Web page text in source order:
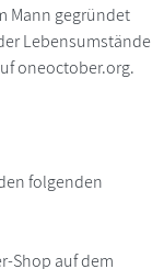
Mann gegründet
Lebensumstände
oneoctober.org.
folgenden
Shop auf dem